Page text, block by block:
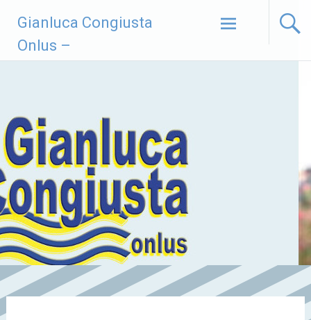
contenuto
Gianluca Congiusta
Onlus –